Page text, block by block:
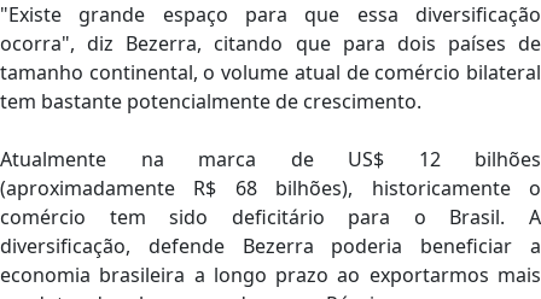
"Existe grande espaço para que essa diversificação
ocorra", diz Bezerra, citando que para dois países de
tamanho continental, o volume atual de comércio bilateral
tem bastante potencialmente de crescimento.
Atualmente na marca de US$ 12 bilhões
(aproximadamente R$ 68 bilhões), historicamente o
comércio tem sido deficitário para o Brasil. A
diversificação, defende Bezerra poderia beneficiar a
economia brasileira a longo prazo ao exportarmos mais